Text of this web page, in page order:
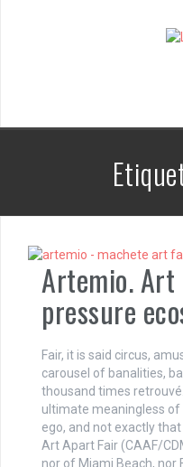
Artemio.
pressure
Fair, it is said circus,
carousel of banalities,
thousand times
ultimate meaningless
ego, and not exactly
Art Apart Fair (CAAF/
nor of Miami Beach, nor